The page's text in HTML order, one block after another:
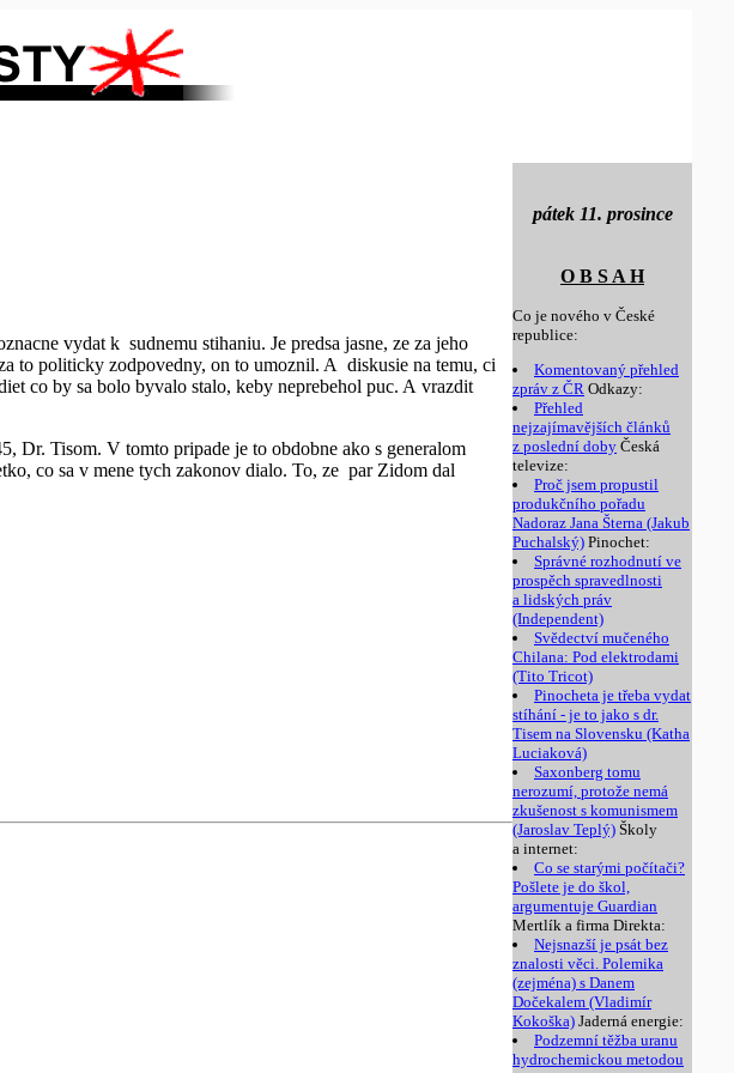
pátek 11. prosince
O B S A H
Co je nového v České
republice:
Komentovaný přehled
zpráv z ČR Odkazy:
Přehled
nejzajímavějších článků
z poslední doby Česká
televize:
Proč jsem propustil
produkčního pořadu
Nadoraz Jana Šterna (Jakub
Puchalský) Pinochet:
Správné rozhodnutí ve
prospěch spravedlnosti
a lidských práv
(Independent)
Svědectví mučeného
Chilana: Pod elektrodami
(Tito Tricot)
Pinocheta je třeba vydat
stíhání - je to jako s dr.
Tisem na Slovensku (Katha
Luciaková)
Saxonberg tomu
nerozumí, protože nemá
zkušenost s komunismem
(Jaroslav Teplý) Školy
a internet:
Co se starými počítači?
Pošlete je do škol,
argumentuje Guardian
Mertlík a firma Direkta:
Nejsnazší je psát bez
znalosti věci. Polemika
(zejména) s Danem
Dočekalem (Vladimír
Kokoška) Jaderná energie:
Podzemní těžba uranu
hydrochemickou metodou
vydat k sudnemu stihaniu. Je predsa jasne, ze za jeho
to politicky zodpovedny, on to umoznil. A diskusie na temu, ci
co by sa bolo byvalo stalo, keby neprebehol puc. A vrazdit
Dr. Tisom. V tomto pripade je to obdobne ako s generalom
co sa v mene tych zakonov dialo. To, ze par Zidom dal